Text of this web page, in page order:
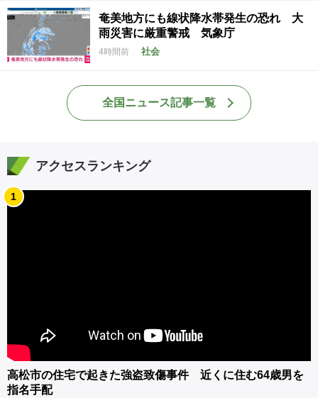
奄美地方にも線状降水帯発生の恐れ 大
雨災害に厳重警戒 気象庁
4時間前 社会
全国ニュース記事一覧
アクセスランキング
1
高松市の住宅で起きた強盗致傷事件 近くに住む64歳男を
指名手配